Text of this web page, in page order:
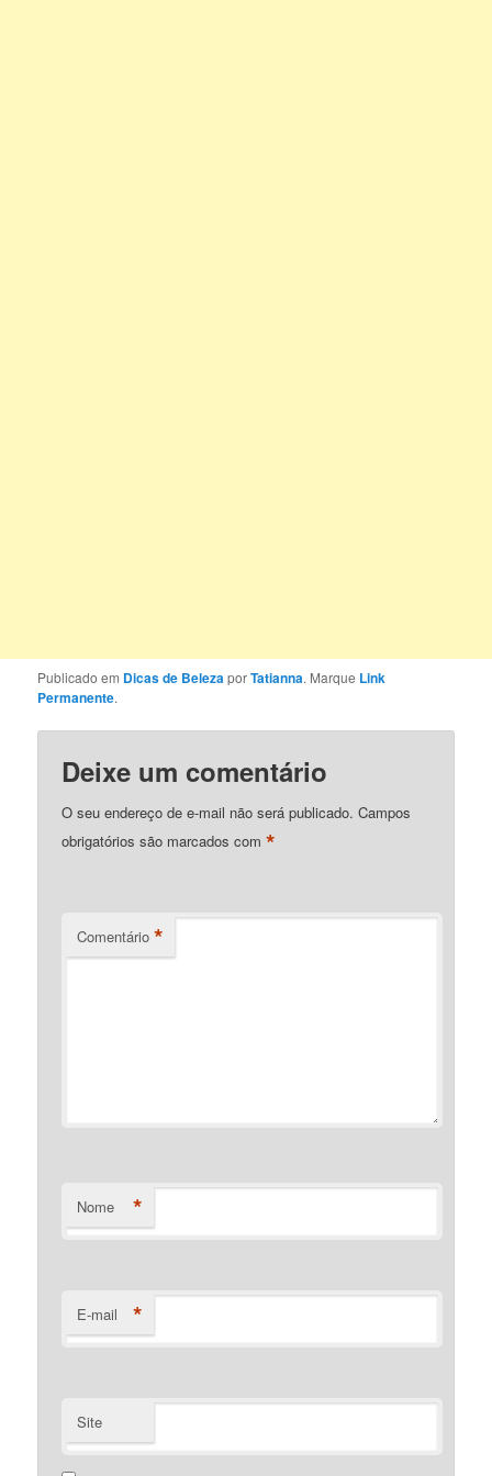
Publicado em Dicas de BelezaporTatianna. Marque Link
Permanente.
Deixe um comentário
O seu endereço de e-mail não será publicado. Campos
obrigatórios são marcados com*
Comentário *
Nome *
E-mail *
Site